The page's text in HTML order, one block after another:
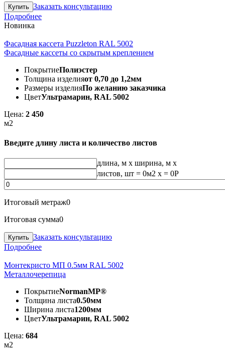
Заказать консультацию
Подробнее
Новинка
Фасадная кассета Puzzleton RAL 5002
Фасадные кассеты со скрытым креплением
ПокрытиеПолиэстер
Толщина изделияот 0,70 до 1,2мм
Размеры изделияПо желанию заказчика
ЦветУльтрамарин, RAL 5002
Цена: 2 450
м2
Введите длину листа и количество листов
длина, м x ширина, м x
листов, шт = 0м2 x = 0Р
Итоговый метраж0
Итоговая сумма0
Заказать консультацию
Подробнее
Монтекристо МП 0.5мм RAL 5002
Металлочерепица
ПокрытиеNormanMP®
Толщина листа0.50мм
Ширина листа1200мм
ЦветУльтрамарин, RAL 5002
Цена: 684
м2